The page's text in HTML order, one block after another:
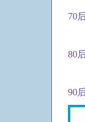
70
80
90